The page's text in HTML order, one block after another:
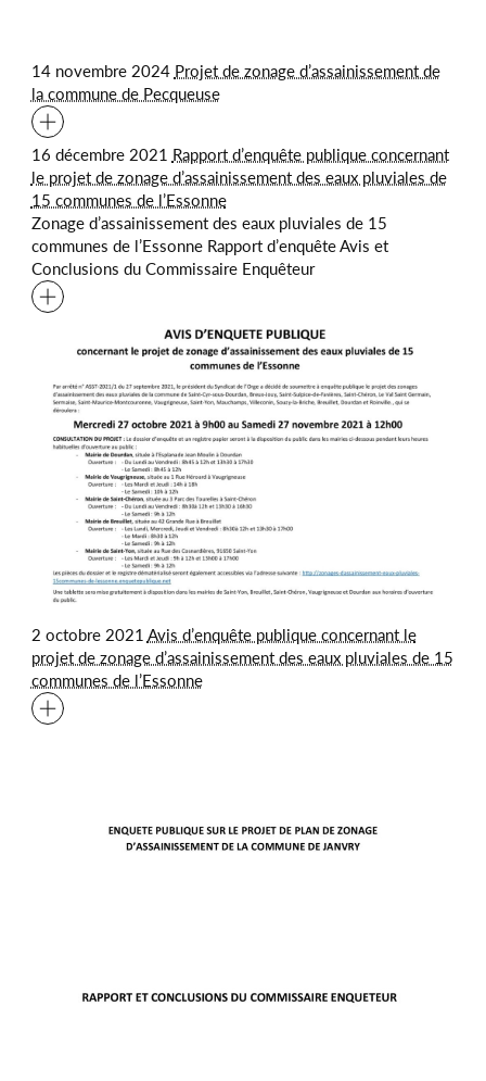
14 novembre 2024 Projet de zonage d’assainissement de
la commune de Pecqueuse
16 décembre 2021 Rapport d’enquête publique concernant
le projet de zonage d’assainissement des eaux pluviales de
15 communes de l’Essonne
Zonage d’assainissement des eaux pluviales de 15
communes de l’Essonne Rapport d’enquête Avis et
Conclusions du Commissaire Enquêteur
2 octobre 2021Avis d’enquête publique concernant le
projet de zonage d’assainissement des eaux pluviales de 15
communes de l’Essonne